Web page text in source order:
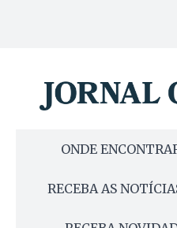
ONDE
RECEBA AS